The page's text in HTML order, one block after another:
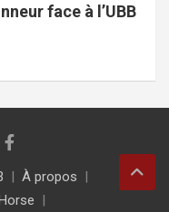
face à l’UBB
À propos